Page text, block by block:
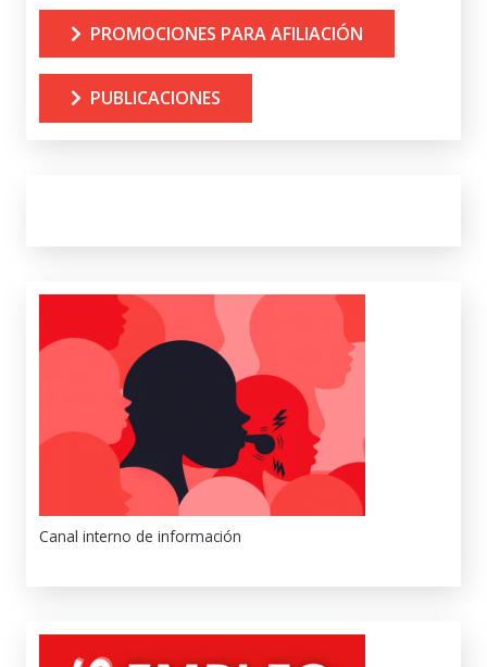
PROMOCIONES PARA AFILIACIÓN
PUBLICACIONES
Canal interno de información